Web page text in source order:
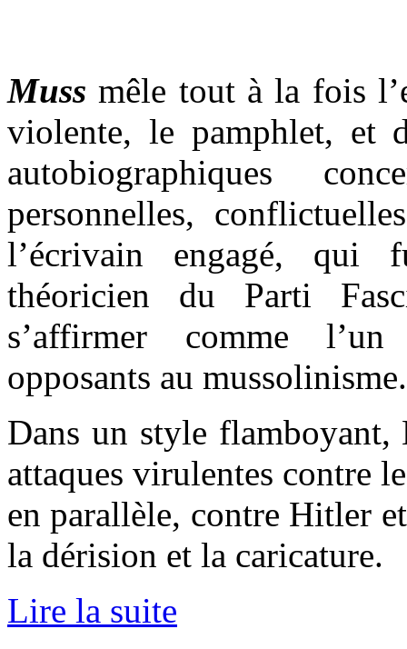
Muss mêle tout à la fois
violente, le pamphlet, et
autobiographiques
personnelles,
l’écrivain engagé, qui
théoricien du Parti
s’affirmer comme
opposants au mussolinisme.
Dans un style flamboyant,
attaques virulentes contre
en parallèle, contre Hitler
la dérision et la caricature.
Lire la suite